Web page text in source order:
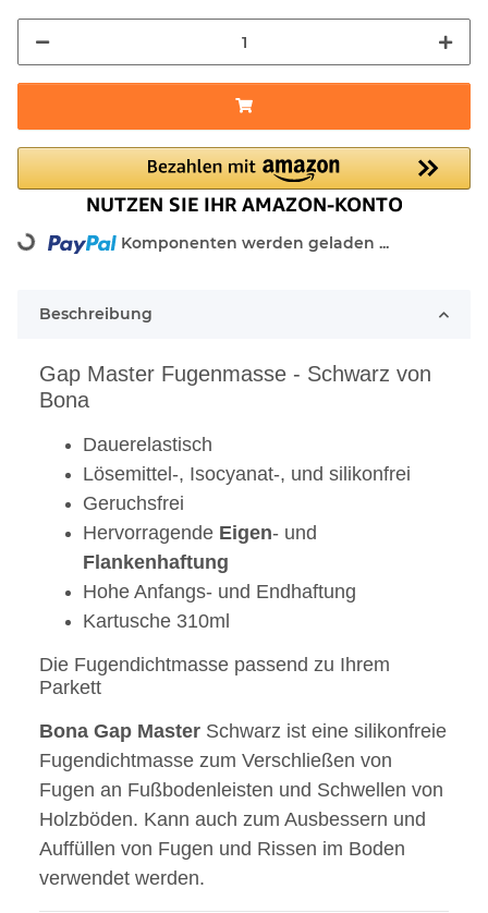
Loading... Komponenten werden geladen ...
Beschreibung
Gap Master Fugenmasse - Schwarz von
Bona
Dauerelastisch
Lösemittel-, Isocyanat-, und silikonfrei
Geruchsfrei
Hervorragende Eigen- und
Flankenhaftung
Hohe Anfangs- und Endhaftung
Kartusche 310ml
Die Fugendichtmasse passend zu Ihrem
Parkett
Bona Gap Master Schwarz ist eine silikonfreie
Fugendichtmasse zum Verschließen von
Fugen an Fußbodenleisten und Schwellen von
Holzböden. Kann auch zum Ausbessern und
Auffüllen von Fugen und Rissen im Boden
verwendet werden.